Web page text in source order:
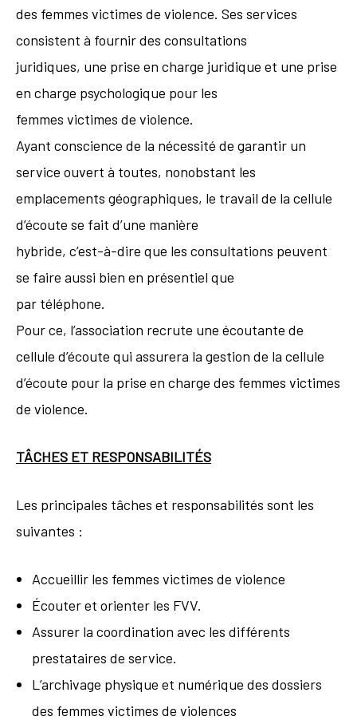
des femmes victimes de violence. Ses services
consistent à fournir des consultations
juridiques, une prise en charge juridique et une prise
en charge psychologique pour les
femmes victimes de violence.
Ayant conscience de la nécessité de garantir un
service ouvert à toutes, nonobstant les
emplacements géographiques, le travail de la cellule
d’écoute se fait d’une manière
hybride, c’est-à-dire que les consultations peuvent
se faire aussi bien en présentiel que
par téléphone.
Pour ce, l’association recrute une écoutante de
cellule d’écoute qui assurera la gestion de la cellule
d’écoute pour la prise en charge des femmes victimes
de violence.
TÂCHES ET RESPONSABILITÉS
Les principales tâches et responsabilités sont les
suivantes :
Accueillir les femmes victimes de violence
Écouter et orienter les FVV.
Assurer la coordination avec les différents
prestataires de service.
L’archivage physique et numérique des dossiers
des femmes victimes de violences